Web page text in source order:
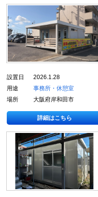
設置日
2026.1.28
用途
事務所・休憩室
場所
大阪府岸和田市
詳細はこちら